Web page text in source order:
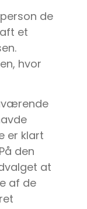
de
et
hvor
er klart
den
at
af de